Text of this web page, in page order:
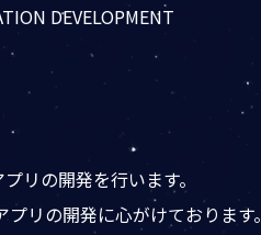
DEVELOPMENT
リの開発を行います。
リの開発に心がけております。